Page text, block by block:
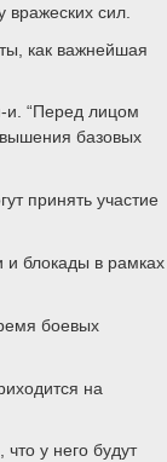
сил.
как важнейшая
и. “Перед лицом
базовых
принять участие
и блокады в рамках
боевых
на
у него будут